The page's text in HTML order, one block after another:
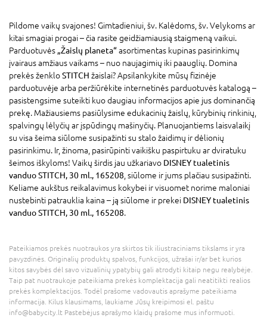
Pildome vaikų svajones! Gimtadieniui, šv. Kalėdoms, šv. Velykoms ar
kitai smagiai progai – čia rasite geidžiamiausią staigmeną vaikui.
Parduotuvės „Žaislų planeta“asortimentas kupinas pasirinkimų
įvairaus amžiaus vaikams – nuo naujagimių iki paauglių. Domina
prekės ženkloSTITCH žaislai? Apsilankykite mūsų fizinėje
parduotuvėje arba peržiūrėkite internetinės parduotuvės katalogą –
pasistengsime suteikti kuo daugiau informacijos apie jus dominančią
prekę. Mažiausiems pasiūlysime edukacinių žaislų, kūrybinių rinkinių,
spalvingų lėlyčių ar įspūdingų mašinyčių. Planuojantiems laisvalaikį
su visa šeima siūlome susipažinti su stalo žaidimų ir dėlionių
pasirinkimu. Ir, žinoma, pasirūpinti vaikišku paspirtuku ar dviratuku
šeimos iškyloms! Vaikų širdis jau užkariavo DISNEY tualetinis
vanduo STITCH, 30 ml., 165208 , siūlome ir jums plačiau susipažinti.
Keliame aukštus reikalavimus kokybei ir visuomet norime maloniai
nustebinti patrauklia kaina – ją siūlome ir prekei DISNEY tualetinis
vanduo STITCH, 30 ml., 165208.
Pateikiamos prekės nuotraukos yra skirtos tik iliustraciniams tikslams ir yra
pavyzdinės. Originalių produktų spalvos, funkcijos, užrašai ir/ar bet kurios
kitos savybės dėl savo vizualinių ypatybių gali atrodyti kitaip negu realybėje.
Taip pat nuotraukoje pateikiama prekės komplektacija gali neatitikti realios
prekės komplektacijos. Todėl prašome vadovautis aprašyme pateikiama
informacija. Kilus klausimams, laukiame Jūsų kreipimosi el. paštu
info@babycity.lt Pastebėjus aprašymo klaidų prašome mus informuoti.